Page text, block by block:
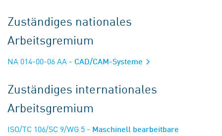
Zuständiges nationales
Arbeitsgremium
NA 014-00-06 AA - CAD/CAM-Systeme
Zuständiges internationales
Arbeitsgremium
ISO/TC 106/SC 9/WG 5 - Maschinell bearbeitbare